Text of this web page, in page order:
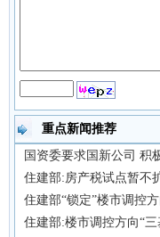
重点新闻推荐
国资委要求国新公司 积
住建部:房产税试点暂不
住建部“锁定”楼市调控
住建部:楼市调控方向“